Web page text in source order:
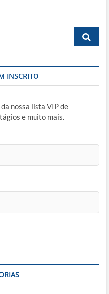
Busca
INSCRITO
nossa lista VIP de
e muito mais.